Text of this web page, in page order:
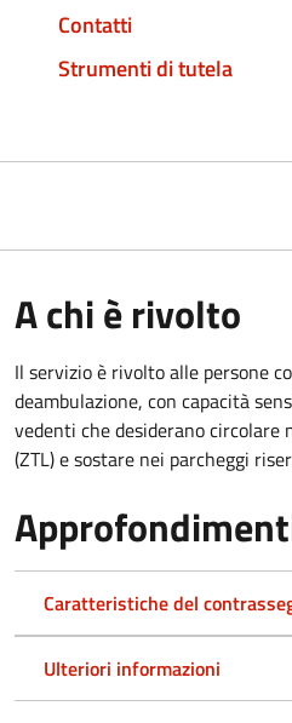
Contatti
Strumenti di tutela
A chi è rivolto
Il servizio è rivolto alle persone
deambulazione, con capacità
vedenti che desiderano
(ZTL) e sostare nei parcheggi
Caratteristiche del
Ulteriori informazioni